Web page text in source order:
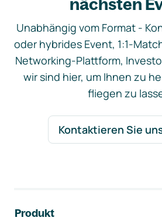
Unabhängig vom Format -
oder hybrides Event, 1:1-
Networking-Plattform,
wir sind hier, um Ihnen zu
fliegen zu
Kontaktieren Sie
Produkt